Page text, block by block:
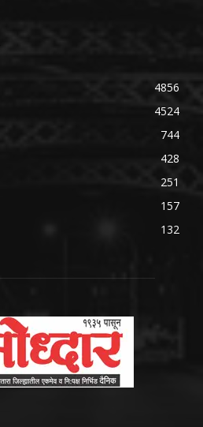
4856
4524
744
428
251
157
132